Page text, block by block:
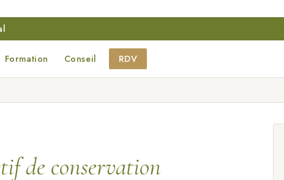
Formation Conseil RDV
de conservation